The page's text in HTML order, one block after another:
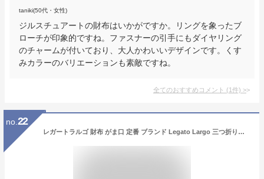
taniki(50代・女性)
ジルスチュアートの財布はいかがですか。リングを象ったブ
ローチが印象的ですね。ファスナーの引手にもダイヤリング
のチャームが付いており、大人かわいいデザインです。くす
みカラーのバリエーションも素敵ですね。
全てのおすすめコメント (1件) >
no. 22
レガートラルゴ 財布 がま口 定番 ブランド Legato Largo 三つ折り財布 レディース 小さめ ミニ財布 上品 きれいめ おしゃれ シンプル 大人 かわいい クラシカル お財布 女性 20代 30代 40代 50代 プレゼント ギフト クリスマス 記念日 母の日 シャイニーフェイクレザー